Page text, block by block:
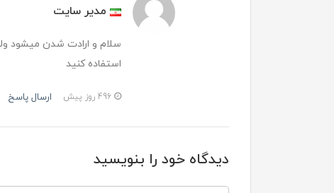
مدیر سایت
سلام و ارادت شدن میشود
استفاده کنید
ارسال پاسخ
دیدگاه خود را بنویسید